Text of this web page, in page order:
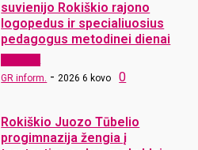
suvienijo Rokiškio rajono
logopedus ir specialiuosius
pedagogus metodinei dienai
GR inform. - 2026 6 kovo 0
Rokiškio Juozo Tūbelio
progimnazija žengia į